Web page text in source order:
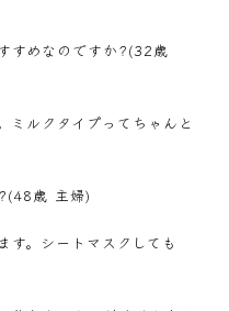
すめなのですか?(32歳
ミルクタイプってちゃんと
歳 主婦)
す。シートマスクしても